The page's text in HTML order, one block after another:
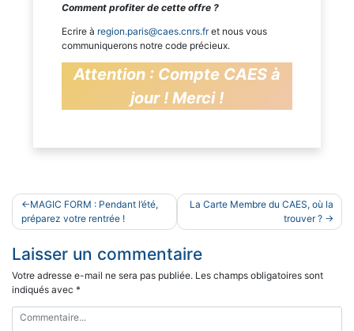
Comment profiter de cette offre ?
Ecrire à region.paris@caes.cnrs.fret nous vous
communiquerons notre code précieux.
Attention : Compte CAES à
jour ! Merci !
Navigation
de
l’article
MAGIC FORM : Pendant l’été,
préparez votre rentrée !
La Carte Membre du CAES, où la
trouver ?
Laisser un commentaire
Votre adresse e-mail ne sera pas publiée. Les champs obligatoires sont
indiqués avec *